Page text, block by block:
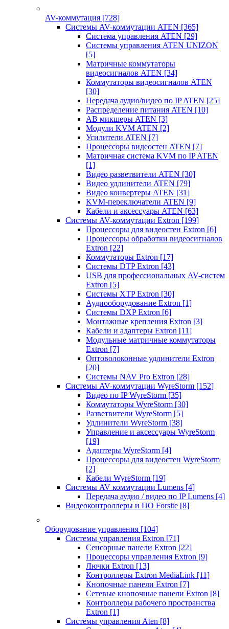
AV-коммутация [728]
Системы AV-коммутации ATEN [365]
Система управления ATEN [29]
Системы управления ATEN UNIZON
[5]
Матричные коммутаторы
видеосигналов ATEN [34]
Коммутаторы видеосигналов ATEN
[30]
Передача аудио/видео по IP ATEN [25]
Распределение питания ATEN [10]
АВ микшеры ATEN [3]
Модули KVM ATEN [2]
Усилители ATEN [7]
Процессоры видеостен ATEN [7]
Матричная система KVM по IP ATEN
[1]
Видео разветвители ATEN [30]
Видео удлинители ATEN [79]
Видео конвертеры ATEN [31]
KVM-переключатели ATEN [9]
Кабели и аксессуары ATEN [63]
Системы AV-коммутации Extron [199]
Процессоры для видеостен Extron [6]
Процессоры обработки видеосигналов
Extron [22]
Коммутаторы Extron [17]
Системы DTP Extron [43]
USB для профессиональных AV-систем
Extron [5]
Системы XTP Extron [30]
Аудиооборудование Extron [1]
Системы DXP Extron [6]
Монтажные крепления Extron [3]
Кабели и адаптеры Extron [11]
Модульные матричные коммутаторы
Extron [7]
Оптоволоконные удлинители Extron
[20]
Системы NAV Pro Extron [28]
Системы AV-коммутации WyreStorm [152]
Видео по IP WyreStorm [35]
Коммутаторы WyreStorm [30]
Разветвители WyreStorm [5]
Удлинители WyreStorm [38]
Управление и аксессуары WyreStorm
[19]
Адаптеры WyreStorm [4]
Процессоры для видеостен WyreStorm
[2]
Кабели WyreStorm [19]
Системы AV коммутации Lumens [4]
Передача аудио / видео по IP Lumens [4]
Видеоконтроллеры и ПО Forsite [8]
Оборудование управления [104]
Системы управления Extron [71]
Сенсорные панели Extron [22]
Процессоры управления Extron [9]
Лючки Extron [13]
Контроллеры Extron MediaLink [11]
Кнопочные панели Extron [7]
Сетевые кнопочные панели Extron [8]
Контроллеры рабочего пространства
Extron [1]
Системы управления Aten [8]